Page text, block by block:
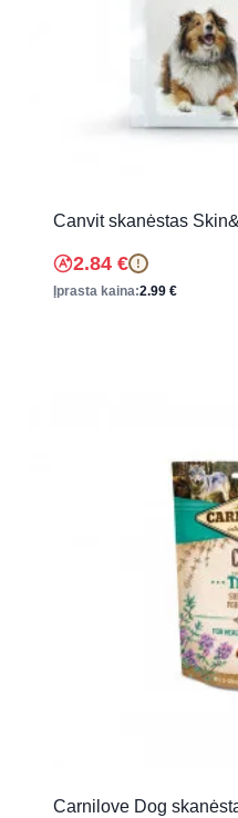
Canvit skanėstas
2.84 € !
Įprasta kaina:2.99 €
Carnilove Dog